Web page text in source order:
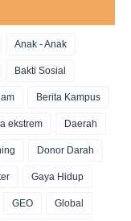
Anak - Anak
Bakti Sosial
Berita Kampus
ekstrem Daerah
Donor Darah
Gaya Hidup
GEO Global